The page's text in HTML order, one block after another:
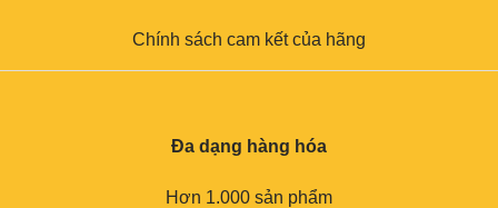
Chính sách cam kết của hãng
Đa dạng hàng hóa
Hơn 1.000 sản phẩm